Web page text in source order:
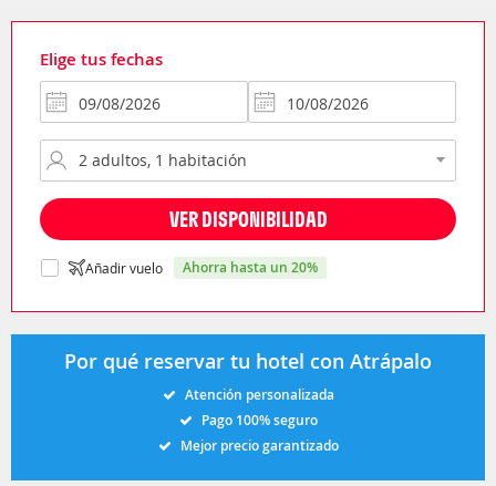
Elige tus fechas
VER DISPONIBILIDAD
Añadir vuelo ahorra hasta un 20%
Por qué reservar tu hotel con Atrápalo
Atención personalizada
Pago 100% seguro
Mejor precio garantizado